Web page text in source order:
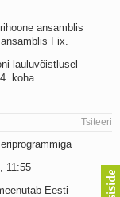
ansamblis
Fix.
lauluvõistlusel
koha.
Tsiteeri
11:55
Eesti